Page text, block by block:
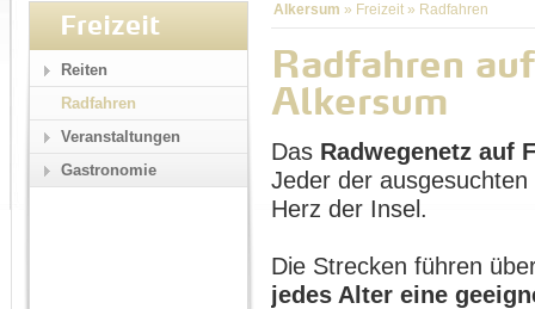
Alkersum » Freizeit » Radfahren
Radfahren
Alkersum
Das Radwegenetz auf
Jeder der
Herz der Insel.
Die Strecken führen
jedes Alter eine
Freizeit
Reiten
Radfahren
Veranstaltungen
Gastronomie